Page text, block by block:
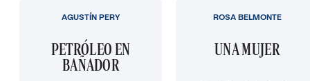
PETRÓLEO EN
BAÑADOR
AGUSTÍN PERY
UNA MUJER
ROSA BELMONTE